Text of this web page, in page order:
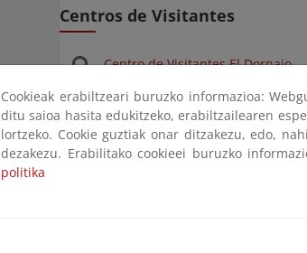
Centros de Visitantes
Centro de Visitantes El Dornajo
Centro de Visitantes Laujar de
Oficinas Administrativas
Cookieak erabiltzeari buruzko informazioa:
ditu saioa hasita edukitzeko, erabiltzailearen
lortzeko. Cookie guztiak onar ditzakezu, edo,
dezakezu. Erabilitako cookieei buruzko
politika